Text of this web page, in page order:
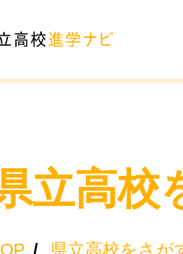
立高校
/ 県立高校をさが